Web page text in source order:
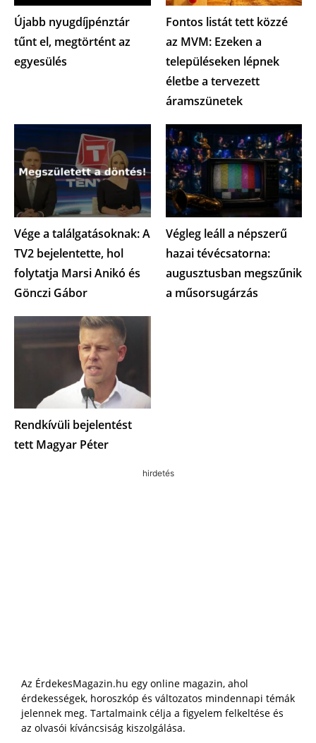
Újabb nyugdíjpénztár
tűnt el, megtörtént az
egyesülés
Fontos listát tett közzé
az MVM: Ezeken a
településeken lépnek
életbe a tervezett
áramszünetek
Vége a találgatásoknak: A
TV2 bejelentette, hol
folytatja Marsi Anikó és
Gönczi Gábor
Végleg leáll a népszerű
hazai tévécsatorna:
augusztusban megszűnik
a műsorsugárzás
Rendkívüli bejelentést
tett Magyar Péter
hirdetés
Az ÉrdekesMagazin.hu egy online magazin, ahol
érdekességek, horoszkóp és változatos mindennapi témák
jelennek meg. Tartalmaink célja a figyelem felkeltése és
az olvasói kíváncsiság kiszolgálása.